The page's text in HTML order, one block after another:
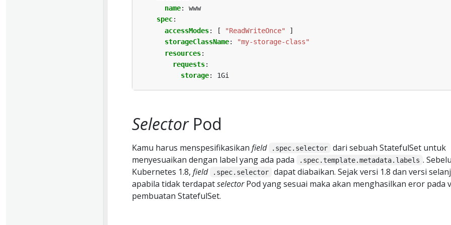
name:
www
spec:
accessModes: [ "ReadWriteOnce"
]
storageClassName:
"my-storage-class"
resources:
requests:
storage: 1Gi
SelectorPod
Kamu harus menspesifikasikan field .spec.selector
dari sebuah StatefulSet untuk
menyesuaikan dengan label yang ada pada
.spec.template.metadata.labels .
Kubernetes 1.8, field .spec.selector
dapat diabaikan. Sejak versi 1.8 dan versi
apabila tidak terdapatselectorPod yang sesuai maka akan menghasilkan eror pada
pembuatan StatefulSet.